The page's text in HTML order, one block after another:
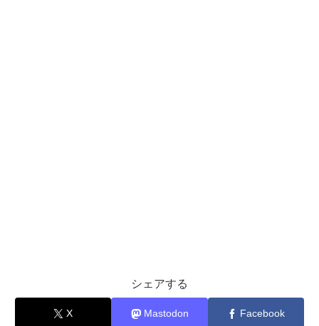
シェアする
X Mastodon Facebook